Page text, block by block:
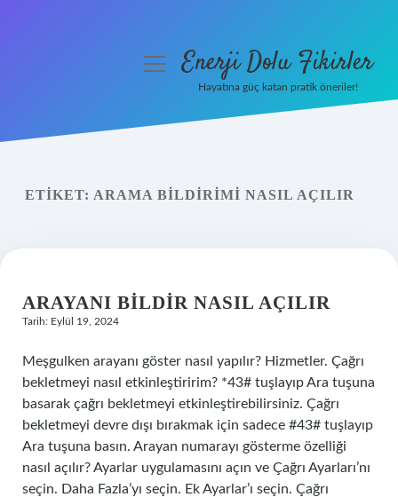
Yasal Uyarı
menüyüEnerji Dolu Fikirler
Hayatına güç katan pratik öneriler!
ETIKET: ARAMA BILDIRIMI NASIL AÇILIR
ARAYANI BILDIR NASIL AÇILIR
Tarih: Eylül 19, 2024
Meşgulken arayanı göster nasıl yapılır? Hizmetler. Çağrı
bekletmeyi nasıl etkinleştiririm? *43# tuşlayıp Ara tuşuna
basarak çağrı bekletmeyi etkinleştirebilirsiniz. Çağrı
bekletmeyi devre dışı bırakmak için sadece #43# tuşlayıp
Ara tuşuna basın. Arayan numarayı gösterme özelliği
nasıl açılır? Ayarlar uygulamasını açın ve Çağrı Ayarları’nı
seçin. Daha Fazla’yı seçin. Ek Ayarlar’ı seçin. Çağrı